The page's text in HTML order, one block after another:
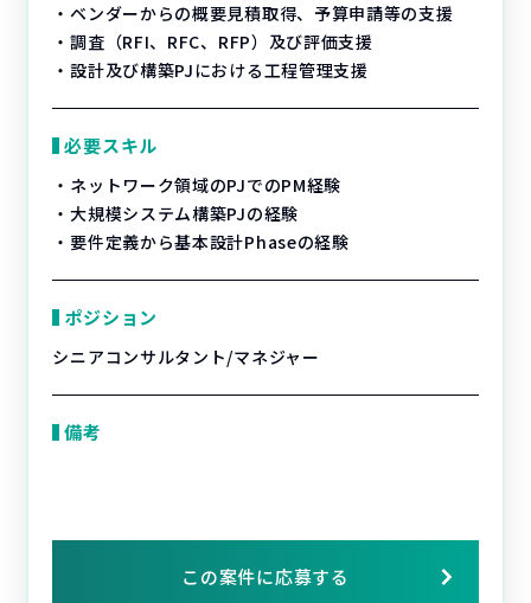
・ベンダーからの概要見積取得、予算申請等の支援
・調査（RFI、RFC、RFP）及び評価支援
・設計及び構築PJにおける工程管理支援
必要スキル
・ネットワーク領域のPJでのPM経験
・大規模システム構築PJの経験
・要件定義から基本設計Phaseの経験
ポジション
シニアコンサルタント/マネジャー
備考
この案件に応募する